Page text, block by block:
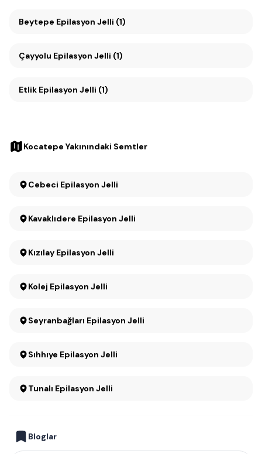
Beytepe Epilasyon Jelli (1)
Çayyolu Epilasyon Jelli (1)
Etlik Epilasyon Jelli (1)
Kocatepe Yakınındaki Semtler
Cebeci Epilasyon Jelli
Kavaklıdere Epilasyon Jelli
Kızılay Epilasyon Jelli
Kolej Epilasyon Jelli
Seyranbağları Epilasyon Jelli
Sıhhıye Epilasyon Jelli
Tunalı Epilasyon Jelli
Bloglar